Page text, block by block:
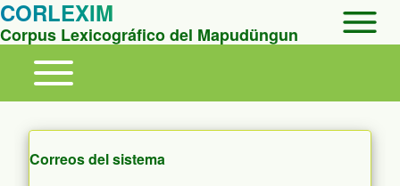
Open Sidebar
CORLEXIM
Corpus Lexicográfico del Mapudüngun
Main navigation
Toggle main menu
Correos del sistema